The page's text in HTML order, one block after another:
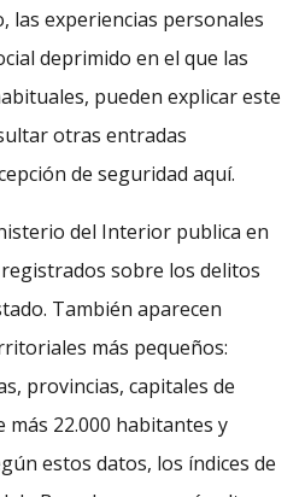
las experiencias personales
deprimido en el que las
pueden explicar este
otras entradas
de seguridad aquí.
del Interior publica en
sobre los delitos
También aparecen
más pequeños:
provincias, capitales de
más 22.000 habitantes y
estos datos, los índices de